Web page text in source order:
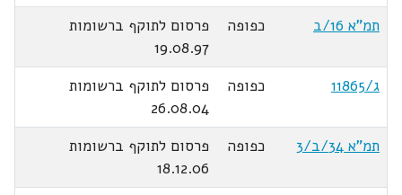
תמ"א 16/ב
כפופה
פרסום לתוקף ברשומות
19.08.97
ג/11865
כפופה
פרסום לתוקף ברשומות
26.08.04
תמ"א 34/ב/3
כפופה
פרסום לתוקף ברשומות
18.12.06